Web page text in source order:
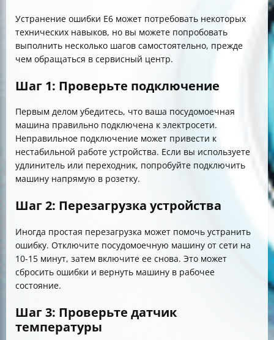
Устранение ошибки E6 может потребовать некоторых
технических навыков, но вы можете попробовать
выполнить несколько шагов самостоятельно, прежде
чем обращаться в сервисный центр.
Шаг 1: Проверьте подключение
Первым делом убедитесь, что ваша посудомоечная
машина правильно подключена к электросети.
Неправильное подключение может привести к
нестабильной работе устройства. Если вы используете
удлинитель или переходник, попробуйте подключить
машину напрямую в розетку.
Шаг 2: Перезагрузка устройства
Иногда простая перезагрузка может помочь устранить
ошибку. Отключите посудомоечную машину от сети на
10-15 минут, затем включите ее снова. Это может
сбросить ошибки и вернуть машину в рабочее
состояние.
Шаг 3: Проверьте датчик
температуры